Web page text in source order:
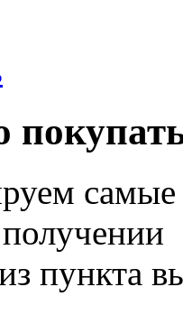
пункта